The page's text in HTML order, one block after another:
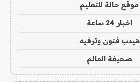
موقع حالة للتعليم
اخبار 24 ساعة
هيدب فنون وترفيه
صحيفة العالم